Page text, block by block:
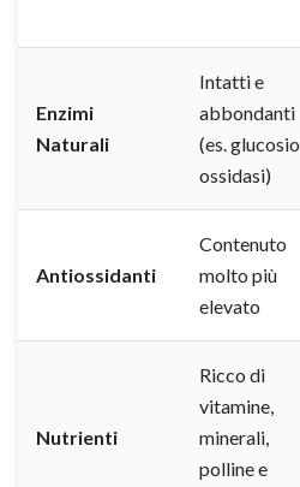
Enzimi
Naturali
Intatti e
abbondanti
(es. glucosio
ossidasi)
Antiossidanti
Contenuto
molto più
elevato
Nutrienti
Ricco di
vitamine,
minerali,
polline e